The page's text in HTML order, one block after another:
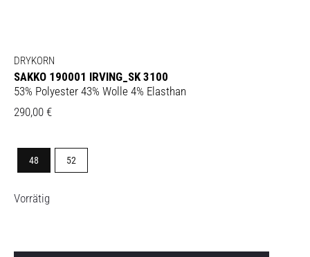
DRYKORN
SAKKO 190001 IRVING_SK 3100
53% Polyester 43% Wolle 4% Elasthan
290,00 €
48 52
Vorrätig